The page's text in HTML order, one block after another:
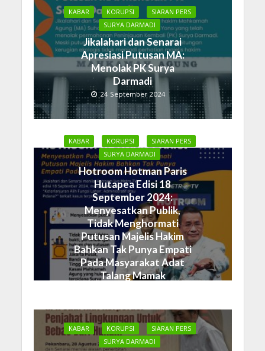
KABAR KORUPSI
SIARAN PERS
SURYA DARMADI
Jikalahari dan Senarai
Apresiasi Putusan MA:
Menolak PK Surya
Darmadi
24 September 2024
KABAR KORUPSI
SIARAN PERS
SURYA DARMADI
Hotroom Hotman Paris
Hutapea Edisi 18
September 2024:
Menyesatkan Publik,
Tidak Menghormati
Putusan Majelis Hakim
Bahkan Tak Punya Empati
Pada Masyarakat Adat
Talang Mamak
KABAR KORUPSI
SIARAN PERS
SURYA DARMADI